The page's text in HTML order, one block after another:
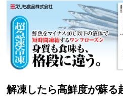
解凍したら高鮮度が蘇る